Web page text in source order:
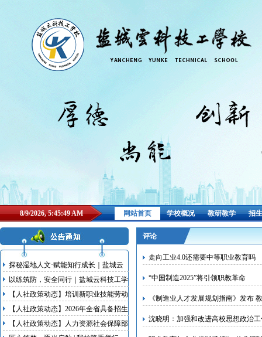
8/9/2026, 5:45:49 AM 网站首页 学校概况 教研教学 招
探秘湿地人文·赋能知行成长｜盐城云
科技工学校研学实践活动
以练筑防，安全同行｜盐城云科技工学
校开展地震、消防双应急疏散演练
【人社政策动态】培训新职业技能劳动
者不少于100万人次 江苏启动新职业新
岗位培育行动
【人社政策动态】2026年全省具备招生
资质技工院校名录发布
【人社政策动态】人力资源社会保障部
评论
走向工业4.0还需要中等职业教育吗
“中国制造2025”将引领职教革命
《制造业人才发展规划指南》发布
沈晓明：加强和改进高校思想政治